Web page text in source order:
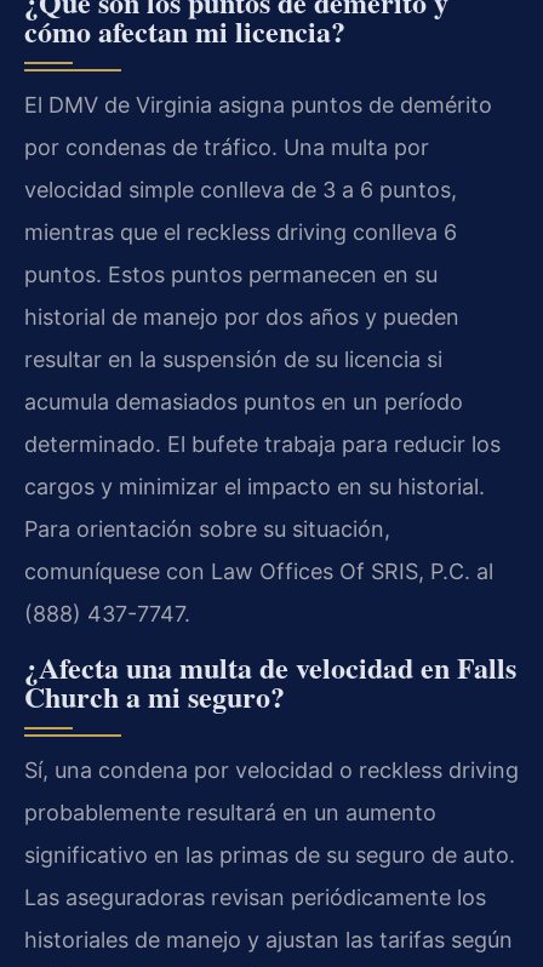
cómo afectan mi licencia?
El DMV de Virginia asigna puntos de demérito
por condenas de tráfico. Una multa por
velocidad simple conlleva de 3 a 6 puntos,
mientras que el reckless driving conlleva 6
puntos. Estos puntos permanecen en su
historial de manejo por dos años y pueden
resultar en la suspensión de su licencia si
acumula demasiados puntos en un período
determinado. El bufete trabaja para reducir los
cargos y minimizar el impacto en su historial.
Para orientación sobre su situación,
comuníquese con Law Offices Of SRIS, P.C. al
(888) 437-7747.
¿Afecta una multa de velocidad en Falls
Church a mi seguro?
Sí, una condena por velocidad o reckless driving
probablemente resultará en un aumento
significativo en las primas de su seguro de auto.
Las aseguradoras revisan periódicamente los
historiales de manejo y ajustan las tarifas según